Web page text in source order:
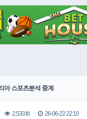
아 스포츠분석 중계
2,533회 26-06-22 22:10